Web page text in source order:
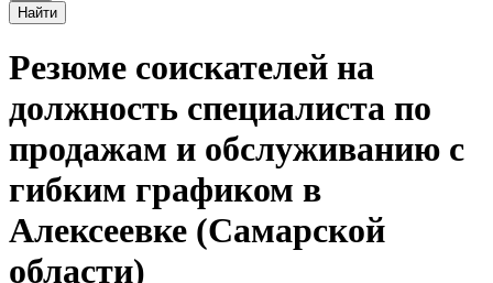
Найти
Резюме соискателей на
должность специалиста по
продажам и обслуживанию с
гибким графиком в
Алексеевке (Самарской
области)